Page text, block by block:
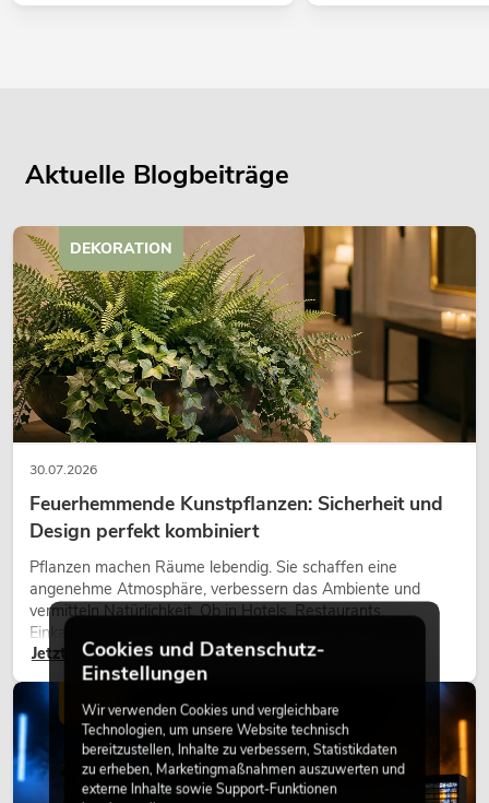
Aktuelle Blogbeiträge
30.07.2026
Feuerhemmende Kunstpflanzen: Sicherheit und
Design perfekt kombiniert
Pflanzen machen Räume lebendig. Sie schaffen eine
angenehme Atmosphäre, verbessern das Ambiente und
vermitteln Natürlichkeit. Ob in Hotels, Restaurants,
Einkaufszentren, Bürogebäuden oder auf Messeständen:
eine hochwertige Begrünung gehört heute längst zum
modernen Raumkonzept.
Jetzt lesen
DEKORATION
LICHT
Cookies und Datenschutz-
Einstellungen
Wir verwenden Cookies und vergleichbare
Technologien, um unsere Website technisch
bereitzustellen, Inhalte zu verbessern, Statistikdaten
zu erheben, Marketingmaßnahmen auszuwerten und
externe Inhalte sowie Support-Funktionen